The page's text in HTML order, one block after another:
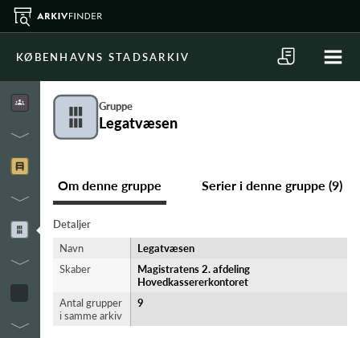
KØBENHAVNS STADSARKIV
Gruppe
Legatvæsen
Om denne gruppe Serier i denne gruppe (9)
Detaljer
Navn
Legatvæsen
Skaber
Magistratens 2. afdeling
Hovedkassererkontoret
Antal grupper
i samme arkiv
9